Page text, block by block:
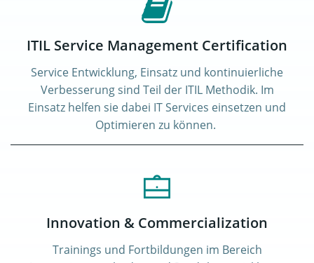
ITIL Service Management Certification
Service Entwicklung, Einsatz und kontinuierliche
Verbesserung sind Teil der ITIL Methodik. Im
Einsatz helfen sie dabei IT Services einsetzen und
Optimieren zu können.
Innovation & Commercialization
Trainings und Fortbildungen im Bereich